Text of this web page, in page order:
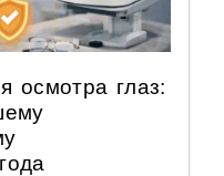
осмотра глаз: